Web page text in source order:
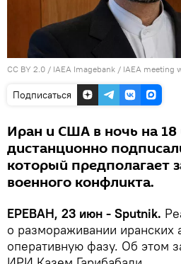
CC BY 2.0 / IAEA Imagebank / IAEA meeting
Подписаться
Иран и США в ночь на
дистанционно
который предполагает
военного конфликта.
ЕРЕВАН, 23 июн - Sputnik.
о размораживании иранских
оперативную фазу. Об этом